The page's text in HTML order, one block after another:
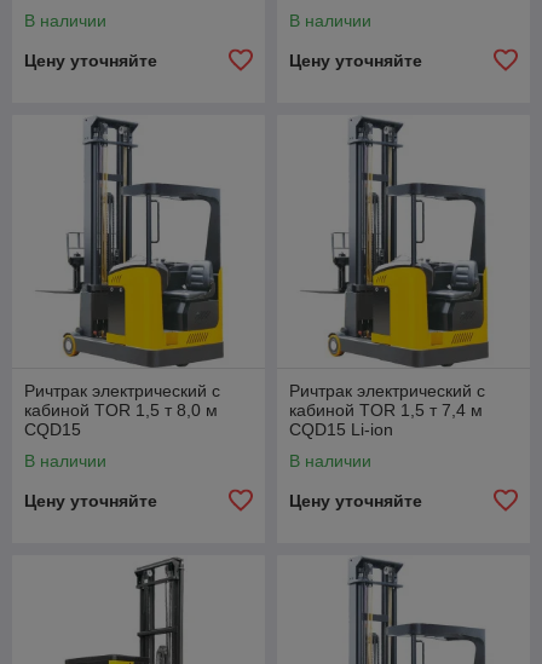
В наличии
Цену уточняйте
В наличии
Цену уточняйте
Ричтрак электрический с
кабиной TOR 1,5 т 8,0 м
CQD15
В наличии
Цену уточняйте
Ричтрак электрический с
кабиной TOR 1,5 т 7,4 м
CQD15 Li-ion
В наличии
Цену уточняйте